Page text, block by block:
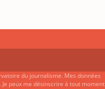
du journalisme. Mes données
peux me désinscrire à tout moment